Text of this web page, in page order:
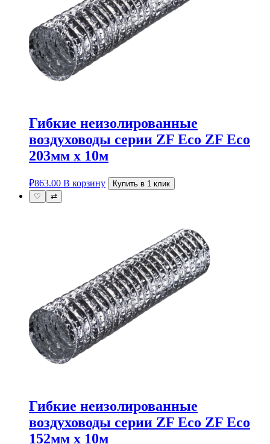
Гибкие неизолированные
воздуховоды серии ZF Eco ZF Eco
203мм х 10м
₽863.00 В корзину
Купить в 1 клик
♡
⇄
Гибкие неизолированные
воздуховоды серии ZF Eco ZF Eco
152мм х 10м